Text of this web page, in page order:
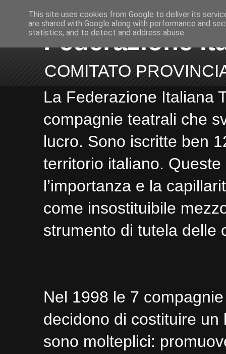
Federazione
COMITATO
La Federazione Italiana
compagnie teatrali che
lucro. Sono iscritte ben
territorio italiano.
l’importanza e la
come insostituibile
strumento di tutela delle
Nel 1998 le 7
decidono di costituire
sono molteplici:
This site uses cookies from Google to deliver its
are shared with Google along with performance and
statistics, and to detect and address abuse.